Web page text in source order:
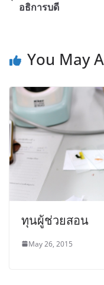
อธิการบดี
You May
ทุนผู้ช่วยสอน
May 26, 2015